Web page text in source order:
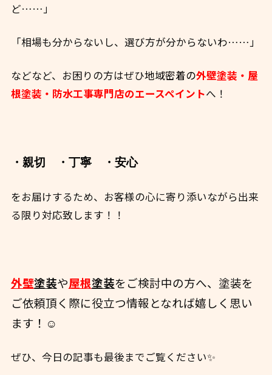
ど……」
「相場も分からないし、選び方が分からないわ……」
などなど、お困りの方はぜひ地域密着の外壁塗装・屋
根塗装・防水工事専門店のエースペイントへ！
・親切 ・丁寧 ・安心
をお届けするため、お客様の心に寄り添いながら出来
る限り対応致します！！
外壁塗装や屋根塗装をご検討中の方へ、 塗装を
ご依頼頂く際に役立つ情報となれば嬉しく思い
ます！☺️
ぜひ、今日の記事も最後までご覧ください✨